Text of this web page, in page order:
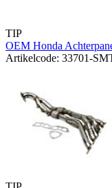
TIP
OEM Honda
Artikelcode: 33701-